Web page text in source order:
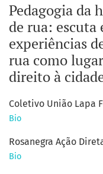
Pedagogia da
de rua: escuta
experiências
rua como
direito à
Coletivo União Lapa
Bio
Rosanegra Ação
Bio